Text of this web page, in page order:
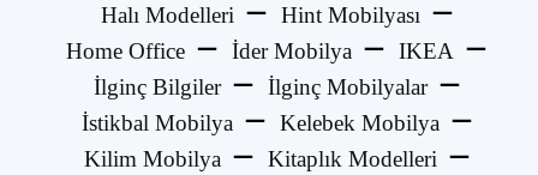
Halı Modelleri
Hint Mobilyası
Home Office
İder Mobilya
IKEA
İlginç Bilgiler
İlginç Mobilyalar
İstikbal Mobilya
Kelebek Mobilya
Kilim Mobilya
Kitaplık Modelleri